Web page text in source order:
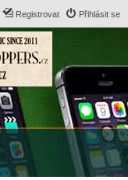
Přihlásit se
Registrovat